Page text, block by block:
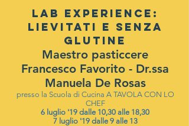
LAB EXPERIENCE:
LIEVITATI E SENZA
GLUTINE
Maestro pasticcere
Francesco Favorito - Dr.ssa
Manuela De Rosas
presso la Scuola di Cucina A TAVOLA CON LO
CHEF
6 luglio '19 dalle 10,30 alle 18,30
7 luglio '19 dalle 9 alle 13